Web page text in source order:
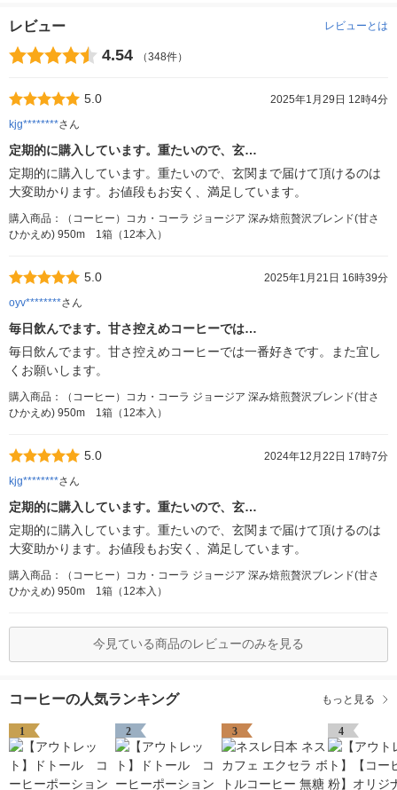
レビュー レビューとは
4.54 （348件）
5.0
2025年1月29日 12時4分
kjg********さん
定期的に購入しています。重たいので、玄…
定期的に購入しています。重たいので、玄関まで届けて頂けるのは
大変助かります。お値段もお安く、満足しています。
購入商品：（コーヒー）コカ・コーラ ジョージア 深み焙煎贅沢ブレンド(甘さ
ひかえめ) 950m 1箱（12本入）
5.0
2025年1月21日 16時39分
oyv********さん
毎日飲んでます。甘さ控えめコーヒーでは…
毎日飲んでます。甘さ控えめコーヒーでは一番好きです。また宜し
くお願いします。
購入商品：（コーヒー）コカ・コーラ ジョージア 深み焙煎贅沢ブレンド(甘さ
ひかえめ) 950m 1箱（12本入）
5.0
2024年12月22日 17時7分
kjg********さん
定期的に購入しています。重たいので、玄…
定期的に購入しています。重たいので、玄関まで届けて頂けるのは
大変助かります。お値段もお安く、満足しています。
購入商品：（コーヒー）コカ・コーラ ジョージア 深み焙煎贅沢ブレンド(甘さ
ひかえめ) 950m 1箱（12本入）
今見ている商品のレビューのみを見る
コーヒーの人気ランキング もっと見る
1 2 3 4